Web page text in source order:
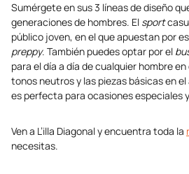
Sumérgete en sus 3 líneas de diseño
generaciones de hombres. El sport
público joven, en el que apuestan por
preppy. También puedes optar por el
para el día a día de cualquier hombre
tonos neutros y las piezas básicas en el
es perfecta para ocasiones especiales
Ven a L’illa Diagonal y encuentra toda la
necesitas.